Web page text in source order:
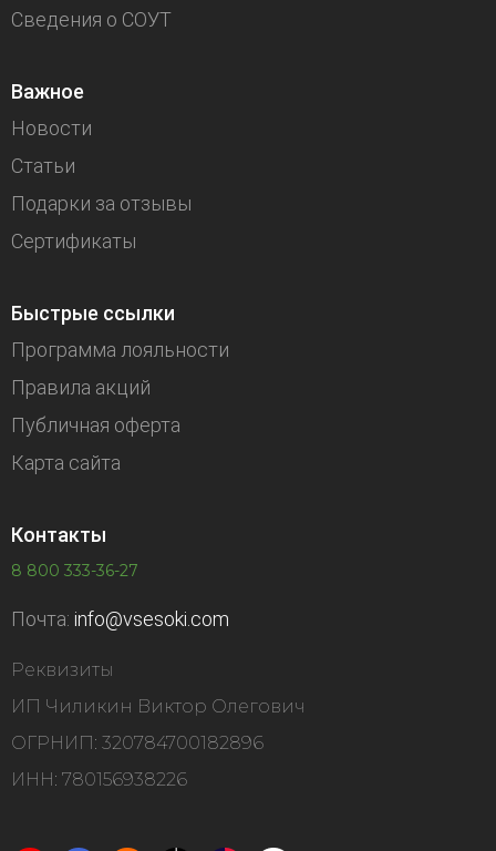
Сведения о СОУТ
Важное
Новости
Статьи
Подарки за отзывы
Сертификаты
Быстрые ссылки
Программа лояльности
Правила акций
Публичная оферта
Карта сайта
Контакты
8 800 333-36-27
Почта: info@vsesoki.com
Реквизиты
ИП Чиликин Виктор Олегович
ОГРНИП: 320784700182896
ИНН: 780156938226